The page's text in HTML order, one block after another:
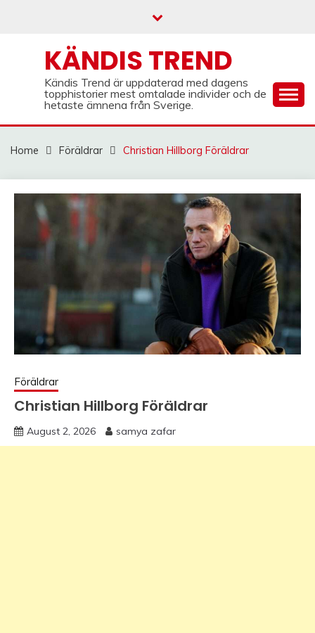
KÄNDIS TREND
Kändis Trend är uppdaterad med dagens
topphistorier mest omtalade individer och de
hetaste ämnena från Sverige.
Home Föräldrar Christian Hillborg Föräldrar
Föräldrar
Christian Hillborg Föräldrar
August 2, 2026 samya zafar